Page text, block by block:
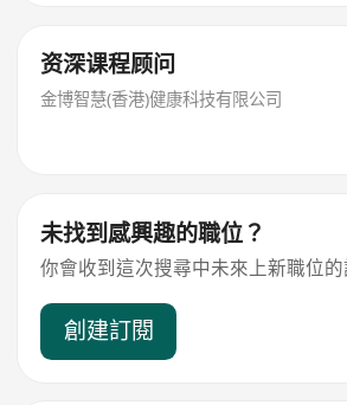
资深课程顾问
金博智慧(香港)健康科技有限公司
未找到感興趣的職位？
你會收到這次搜尋中未來上新職位
創建訂閱